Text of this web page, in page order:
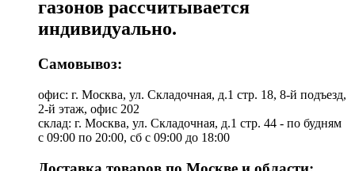
газонов рассчитывается
индивидуально.
Самовывоз:
офис: г. Москва, ул. Складочная, д.1 стр. 18, 8-й подъезд,
2-й этаж, офис 202
склад: г. Москва, ул. Складочная, д.1 стр. 44 - по будням
с 09:00 по 20:00, сб с 09:00 до 18:00